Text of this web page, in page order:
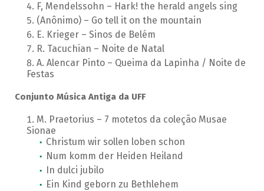
F, Mendelssohn – Hark! the herald angels sing
(Anônimo) – Go tell it on the mountain
E. Krieger – Sinos de Belém
R. Tacuchian – Noite de Natal
A. Alencar Pinto – Queima da Lapinha / Noite de
Festas
Conjunto Música Antiga da UFF
M. Praetorius – 7 motetos da coleção Musae
Sionae
Christum wir sollen loben schon
Num komm der Heiden Heiland
In dulci jubilo
Ein Kind geborn zu Bethlehem